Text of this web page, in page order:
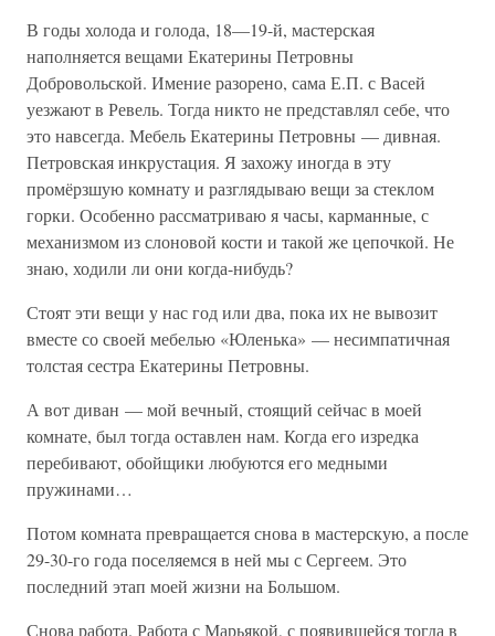
В годы холода и голода, 18—19-й, мастерская
наполняется вещами Екатерины Петровны
Добровольской. Имение разорено, сама Е.П. с Васей
уезжают в Ревель. Тогда никто не представлял себе, что
это навсегда. Мебель Екатерины Петровны — дивная.
Петровская инкрустация. Я захожу иногда в эту
промёрзшую комнату и разглядываю вещи за стеклом
горки. Особенно рассматриваю я часы, карманные, с
механизмом из слоновой кости и такой же цепочкой. Не
знаю, ходили ли они когда-нибудь?
Стоят эти вещи у нас год или два, пока их не вывозит
вместе со своей мебелью «Юленька» — несимпатичная
толстая сестра Екатерины Петровны.
А вот диван — мой вечный, стоящий сейчас в моей
комнате, был тогда оставлен нам. Когда его изредка
перебивают, обойщики любуются его медными
пружинами…
Потом комната превращается снова в мастерскую, а после
29-30-го года поселяемся в ней мы с Сергеем. Это
последний этап моей жизни на Большом.
Снова работа. Работа с Марьякой, с появившейся тогда в